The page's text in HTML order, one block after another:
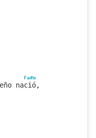
Fa#m
nació,